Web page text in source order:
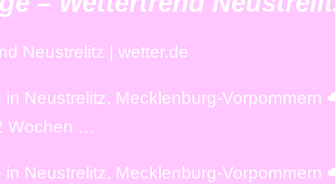
Neustrelitz | wetter.de
Neustrelitz, Mecklenburg-
Wochen …
Neustrelitz, Mecklenburg-